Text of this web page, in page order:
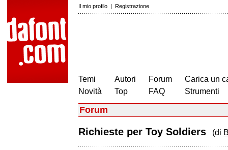
Il mio profilo | Registrazione
Temi
Novità
Autori
Top
Forum
FAQ
Carica un
Strumenti
Forum
Richieste per Toy Soldiers (di